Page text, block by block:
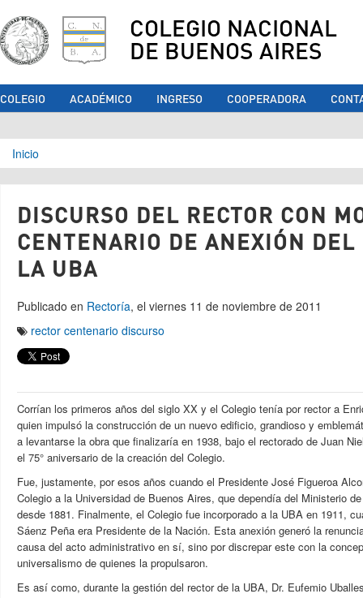
COLEGIO NACIONAL
DE BUENOS AIRES
COLEGIO ACADÉMICO INGRESO COOPERADORA
Se encuentra usted aquí
Inicio
DISCURSO DEL RECTOR CON
CENTENARIO DE ANEXIÓN DEL
LA UBA
Publicado en Rectoría, el viernes 11 de noviembre de 2011
rector centenario discurso
Corrían los primeros años del siglo XX y el Colegio tenía por rector a
quien impulsó la construcción de un nuevo edificio, grandioso y
a levantarse la obra que finalizaría en 1938, bajo el rectorado de Juan
el 75° aniversario de la creación del Colegio.
Fue, justamente, por esos años cuando el Presidente José Figueroa
Colegio a la Universidad de Buenos Aires, que dependía del Ministerio
desde 1881. Finalmente, el Colegio fue incorporado a la UBA en 1911,
Sáenz Peña era Presidente de la Nación. Esta anexión generó la
causa del acto administrativo en sí, sino por discrepar este con la
universalismo de quienes la propulsaron.
Es así como, durante la gestión del rector de la UBA, Dr. Eufemio